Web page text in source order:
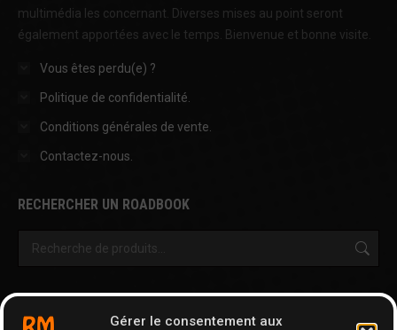
Gérer le consentement aux
multimédia les concernant. Diverses mises au point seront
également apportées avec le temps. Bienvenue et bonne visite.
Vous êtes perdu(e) ?
Politique de confidentialité.
Conditions générales de vente.
Contactez-nous.
RECHERCHER UN ROADBOOK